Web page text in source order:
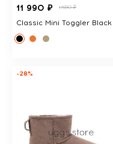
11 990 ₽ 17890 ₽
Classic Mini Toggler Black
-28%